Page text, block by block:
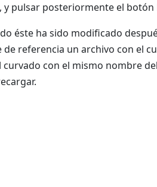
y pulsar posteriormente el botón
éste ha sido modificado
de referencia un archivo con el
con el mismo nombre